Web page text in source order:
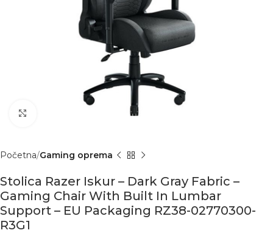
Početna Gaming oprema
Stolica Razer Iskur – Dark Gray Fabric –
Gaming Chair With Built In Lumbar
Support – EU Packaging RZ38-02770300-
R3G1